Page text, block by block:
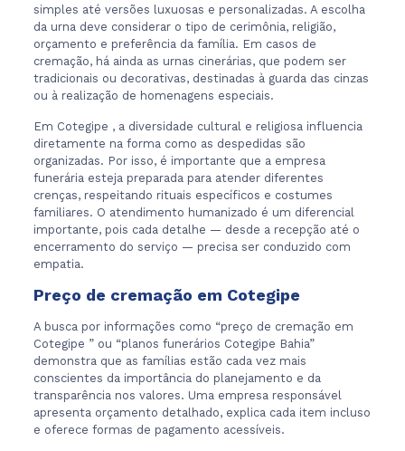
simples até versões luxuosas e personalizadas. A escolha
da urna deve considerar o tipo de cerimônia, religião,
orçamento e preferência da família. Em casos de
cremação, há ainda as urnas cinerárias, que podem ser
tradicionais ou decorativas, destinadas à guarda das cinzas
ou à realização de homenagens especiais.
Em Cotegipe , a diversidade cultural e religiosa influencia
diretamente na forma como as despedidas são
organizadas. Por isso, é importante que a empresa
funerária esteja preparada para atender diferentes
crenças, respeitando rituais específicos e costumes
familiares. O atendimento humanizado é um diferencial
importante, pois cada detalhe — desde a recepção até o
encerramento do serviço — precisa ser conduzido com
empatia.
Preço de cremação em Cotegipe
A busca por informações como “preço de cremação em
Cotegipe ” ou “planos funerários Cotegipe Bahia”
demonstra que as famílias estão cada vez mais
conscientes da importância do planejamento e da
transparência nos valores. Uma empresa responsável
apresenta orçamento detalhado, explica cada item incluso
e oferece formas de pagamento acessíveis.